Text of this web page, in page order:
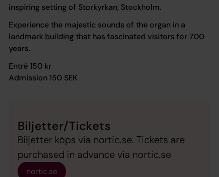
inspiring setting of Storkyrkan, Stockholm.
Experience the majestic sounds of the organ in a
landmark building that has fascinated visitors for 700
years.
Entré 150 kr
Admission 150 SEK
Biljetter/Tickets
Biljetter köps via nortic.se. Tickets are
purchased in advance via nortic.se
nortic.se